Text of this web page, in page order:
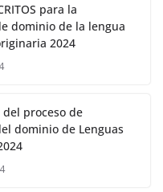
para la
dominio de la lengua
2024
proceso de
dominio de Lenguas